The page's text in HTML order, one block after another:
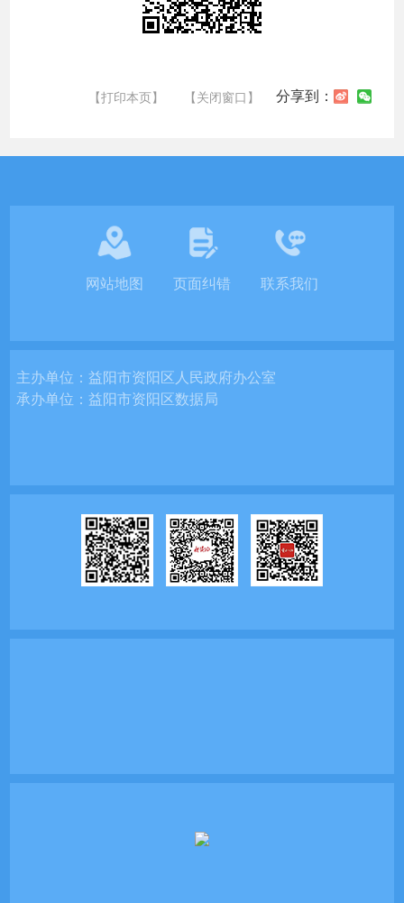
【打印本页】 【关闭窗口】 分享到：
网站地图 页面纠错 联系我们
主办单位：益阳市资阳区人民政府办公室
承办单位：益阳市资阳区数据局